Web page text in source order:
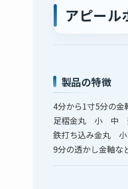
アピール
製品の特徴
4分から1寸5分の金
足槢金丸 小 中
鉄打ち込み金丸
9分の透かし金軸な